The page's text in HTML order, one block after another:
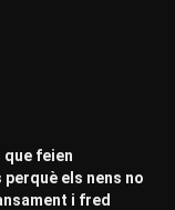
que feien
els nens no
i fred